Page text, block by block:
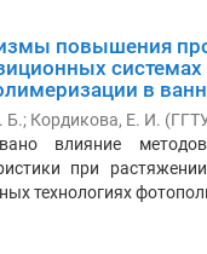
повышения
в
Б.; Кордикова, Е. И. (
влияние
при
технологиях